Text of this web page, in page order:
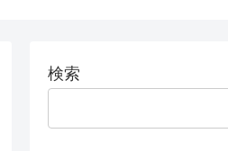
検索